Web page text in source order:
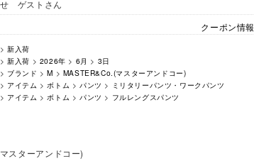
ゲストさん
クーポン情報
>新入荷
>新入荷 > 2026年 > 6月 > 3日
> ブランド >M > MASTER&Co.(マスターアンドコー)
> アイテム >ボトム > パンツ > ミリタリーパンツ・ワークパンツ
> アイテム >ボトム > パンツ > フルレングスパンツ
スターアンドコー)